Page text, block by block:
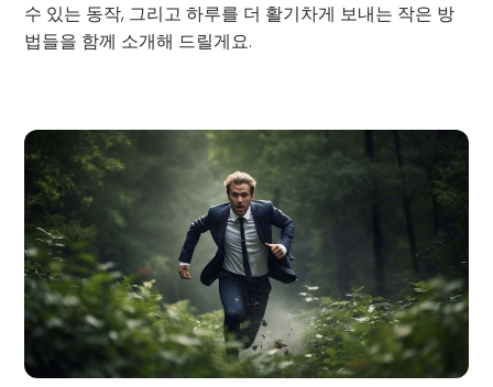
수 있는 동작, 그리고 하루를 더 활기차게 보내는 작은 방
법들을 함께 소개해 드릴게요.